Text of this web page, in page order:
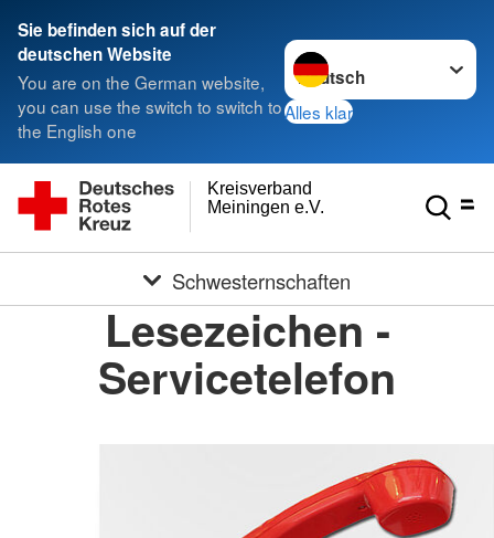
Sie befinden sich auf der
deutschen Website
You are on the German website,
you can use the switch to switch to
the English one
Sprache wechseln zu
Alles klar
Meiningen e.V.
Kreisverband
Schwesternschaften
Lesezeichen -
Servicetelefon